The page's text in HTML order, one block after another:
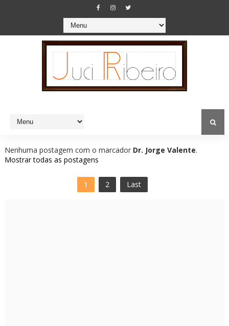
Nenhuma postagem com o marcador Dr. Jorge Valente.
Mostrar todas as postagens
1 2 Last